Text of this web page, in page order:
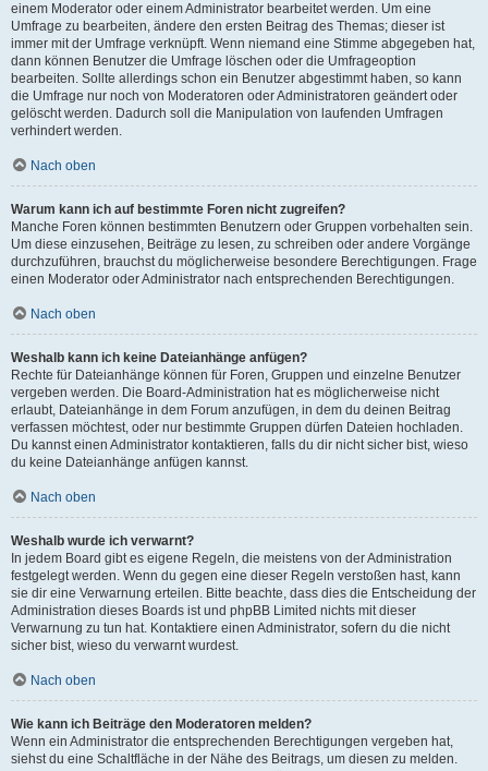
einem Moderator oder einem Administrator bearbeitet werden. Um eine
Umfrage zu bearbeiten, ändere den ersten Beitrag des Themas; dieser ist
immer mit der Umfrage verknüpft. Wenn niemand eine Stimme abgegeben hat,
dann können Benutzer die Umfrage löschen oder die Umfrageoption
bearbeiten. Sollte allerdings schon ein Benutzer abgestimmt haben, so kann
die Umfrage nur noch von Moderatoren oder Administratoren geändert oder
gelöscht werden. Dadurch soll die Manipulation von laufenden Umfragen
verhindert werden.
Nach oben
Warum kann ich auf bestimmte Foren nicht zugreifen?
Manche Foren können bestimmten Benutzern oder Gruppen vorbehalten sein.
Um diese einzusehen, Beiträge zu lesen, zu schreiben oder andere Vorgänge
durchzuführen, brauchst du möglicherweise besondere Berechtigungen. Frage
einen Moderator oder Administrator nach entsprechenden Berechtigungen.
Nach oben
Weshalb kann ich keine Dateianhänge anfügen?
Rechte für Dateianhänge können für Foren, Gruppen und einzelne Benutzer
vergeben werden. Die Board-Administration hat es möglicherweise nicht
erlaubt, Dateianhänge in dem Forum anzufügen, in dem du deinen Beitrag
verfassen möchtest, oder nur bestimmte Gruppen dürfen Dateien hochladen.
Du kannst einen Administrator kontaktieren, falls du dir nicht sicher bist, wieso
du keine Dateianhänge anfügen kannst.
Nach oben
Weshalb wurde ich verwarnt?
In jedem Board gibt es eigene Regeln, die meistens von der Administration
festgelegt werden. Wenn du gegen eine dieser Regeln verstoßen hast, kann
sie dir eine Verwarnung erteilen. Bitte beachte, dass dies die Entscheidung der
Administration dieses Boards ist und phpBB Limited nichts mit dieser
Verwarnung zu tun hat. Kontaktiere einen Administrator, sofern du die nicht
sicher bist, wieso du verwarnt wurdest.
Nach oben
Wie kann ich Beiträge den Moderatoren melden?
Wenn ein Administrator die entsprechenden Berechtigungen vergeben hat,
siehst du eine Schaltfläche in der Nähe des Beitrags, um diesen zu melden.